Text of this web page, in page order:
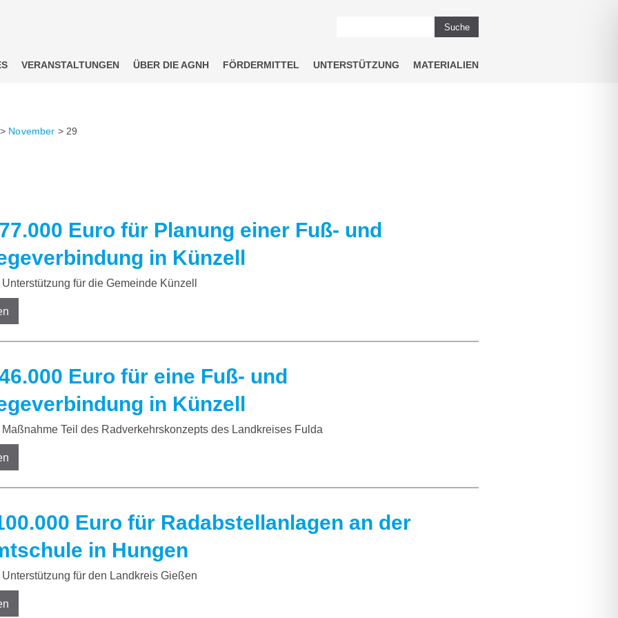
Suche
VERANSTALTUNGEN ÜBER DIE AGNH FÖRDERMITTEL UNTERSTÜTZUNG MATERIALIEN
November > 29
Euro für Planung einer Fuß- und
in Künzell
Unterstützung für die Gemeinde Künzell
Euro für eine Fuß- und
in Künzell
Maßnahme Teil des Radverkehrskonzepts des Landkreises Fulda
Euro für Radabstellanlagen an der
in Hungen
Unterstützung für den Landkreis Gießen